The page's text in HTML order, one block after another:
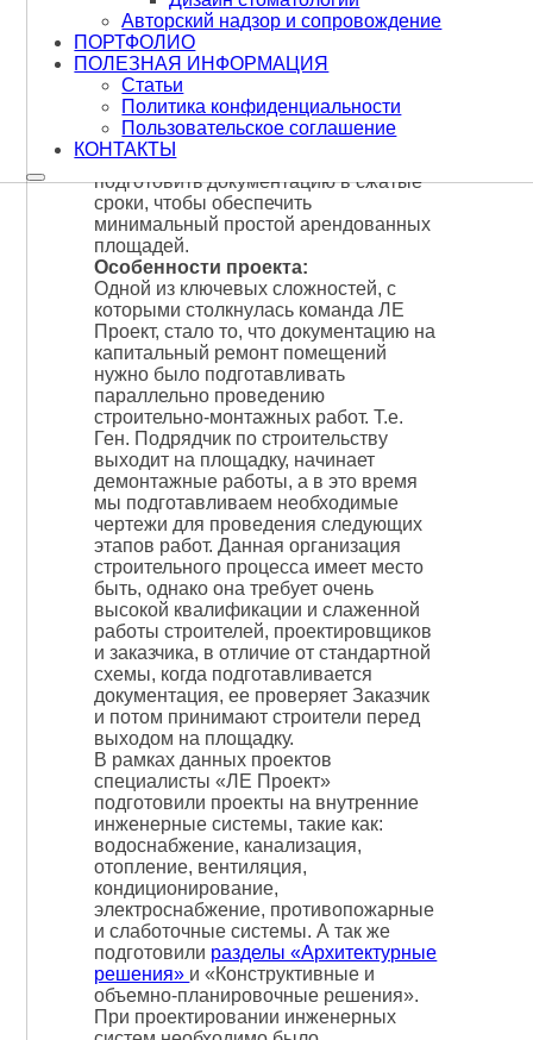
Авторский надзор и сопровождение
ПОРТФОЛИО
ПОЛЕЗНАЯ ИНФОРМАЦИЯ
Статьи
Политика конфиденциальности
Пользовательское соглашение
КОНТАКТЫ
Компания ЛЕ Проект успешно
выполнила задачу по разработке
рабочей документации для
капитального ремонта
помещений шести магазинов сети
супермаркетов Азбука вкуса в Москве.
Основной целью проекта было
подготовить документацию в сжатые
сроки, чтобы обеспечить
минимальный простой арендованных
площадей.
Особенности проекта:
Одной из ключевых сложностей, с
которыми столкнулась команда ЛЕ
Проект, стало то, что документацию на
капитальный ремонт помещений
нужно было подготавливать
параллельно проведению
строительно-монтажных работ. Т.е.
Ген. Подрядчик по строительству
выходит на площадку, начинает
демонтажные работы, а в это время
мы подготавливаем необходимые
чертежи для проведения следующих
этапов работ. Данная организация
строительного процесса имеет место
быть, однако она требует очень
высокой квалификации и слаженной
работы строителей, проектировщиков
и заказчика, в отличие от стандартной
схемы, когда подготавливается
документация, ее проверяет Заказчик
и потом принимают строители перед
выходом на площадку.
В рамках данных проектов
специалисты «ЛЕ Проект»
подготовили проекты на внутренние
инженерные системы, такие как:
водоснабжение, канализация,
отопление, вентиляция,
кондиционирование,
электроснабжение, противопожарные
и слаботочные системы. А так же
подготовили разделы «Архитектурные
решения» и «Конструктивные и
объемно-планировочные решения».
При проектировании инженерных